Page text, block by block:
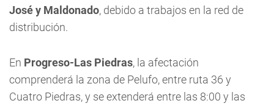
José y Maldonado, debido a trabajos en la red de
distribución.
En Progreso-Las Piedras, la afectación
comprenderá la zona de Pelufo, entre ruta 36 y
Cuatro Piedras, y se extenderá entre las 8:00 y las